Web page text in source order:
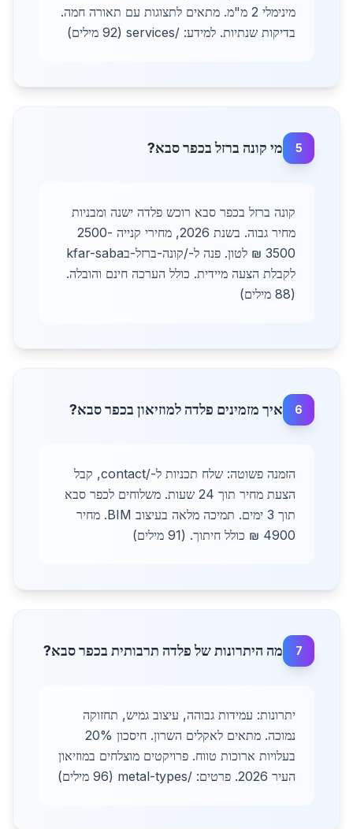
מינימלי 2 מ"מ. מתאים לתצוגות עם תאורה חמה.
בדיקות שנתיות. למידע: /services (92 מילים)
5 מי קונה ברזל בכפר סבא?
קונה ברזל בכפר סבא רוכש פלדה ישנה ומבניות
מחיר גבוה. בשנת 2026, מחירי קנייה 2500-
3500 ₪ לטון. פנה ל-/קונה-ברזל-בkfar-saba
לקבלת הצעה מיידית. כולל הערכה חינם והובלה.
(88 מילים)
6 איך מזמינים פלדה למוזיאון בכפר סבא?
הזמנה פשוטה: שלח תכניות ל-/contact, קבל
הצעת מחיר תוך 24 שעות. משלוחים לכפר סבא
תוך 3 ימים. תמיכה מלאה בעיצוב BIM. מחיר
4900 ₪ כולל חיתוך. (91 מילים)
7 מה היתרונות של פלדה תרבותית בכפר סבא?
יתרונות: עמידות גבוהה, עיצוב גמיש, תחזוקה
נמוכה. מתאים לאקלים השרון. חיסכון 20%
בעלויות ארוכות טווח. פרויקטים מוצלחים במוזיאון
העיר 2026. פרטים: /metal-types (96 מילים)